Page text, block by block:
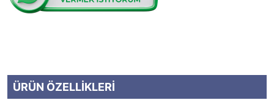
ÜRÜN ÖZELLİKLERİ